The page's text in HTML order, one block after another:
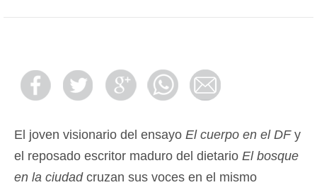
El joven visionario del ensayo El cuerpo en el DFy
el reposado escritor maduro del dietario El bosque
en la ciudad cruzan sus voces en el mismo